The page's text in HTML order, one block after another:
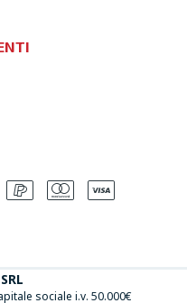
sociale i.v. 50.000€